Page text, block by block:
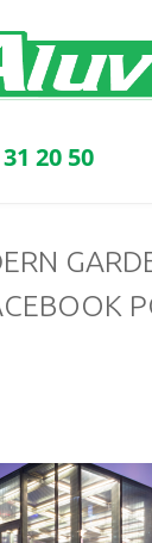
20 50